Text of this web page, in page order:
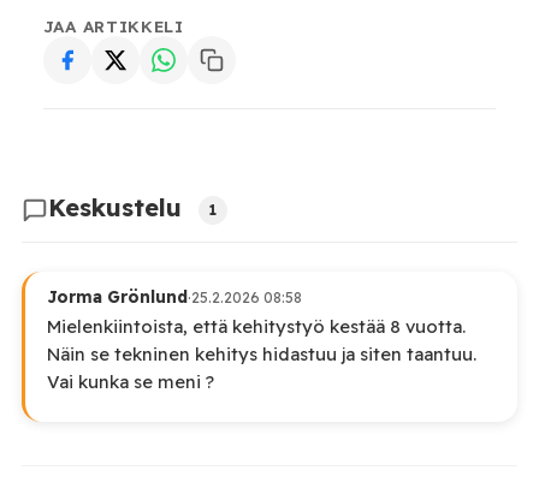
JAA ARTIKKELI
Keskustelu 1
Jorma Grönlund·25.2.2026 08:58
Mielenkiintoista, että kehitystyö kestää 8 vuotta.
Näin se tekninen kehitys hidastuu ja siten taantuu.
Vai kunka se meni ?